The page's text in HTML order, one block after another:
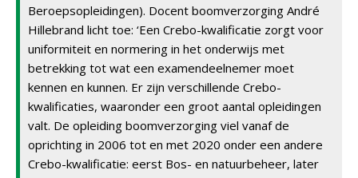
Beroepsopleidingen). Docent boomverzorging André
Hillebrand licht toe: ‘Een Crebo-kwalificatie zorgt voor
uniformiteit en normering in het onderwijs met
betrekking tot wat een examendeelnemer moet
kennen en kunnen. Er zijn verschillende Crebo-
kwalificaties, waaronder een groot aantal opleidingen
valt. De opleiding boomverzorging viel vanaf de
oprichting in 2006 tot en met 2020 onder een andere
Crebo-kwalificatie: eerst Bos- en natuurbeheer, later